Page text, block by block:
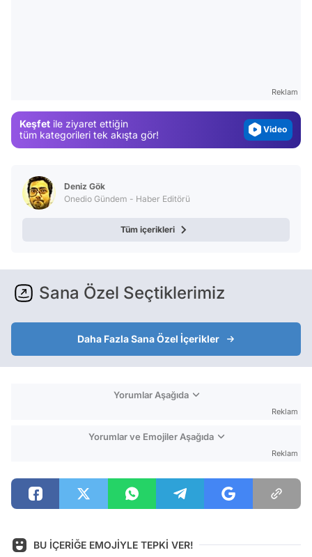
Reklam
Keşfet ile ziyaret ettiğin
tüm kategorileri tek akışta gör!
Video
Deniz Gök
Onedio Gündem - Haber Editörü
Tüm içerikleri
Sana Özel Seçtiklerimiz
Daha Fazla Sana Özel İçerikler
Yorumlar Aşağıda
Reklam
Yorumlar ve Emojiler Aşağıda
Reklam
BU İÇERİĞE EMOJİYLE TEPKİ VER!